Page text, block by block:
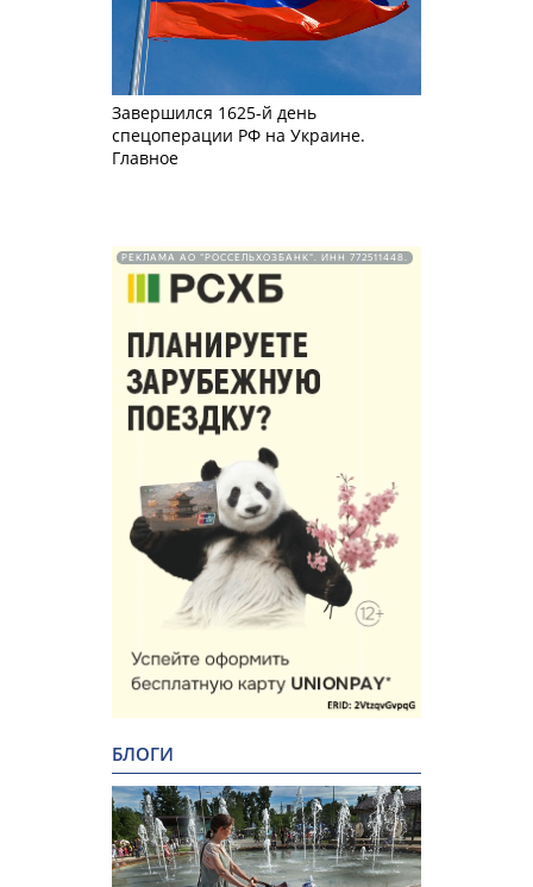
Завершился 1625-й день
спецоперации РФ на Украине.
Главное
РЕКЛАМА АО "РОССЕЛЬХОЗБАНК". ИНН 772511448.
БЛОГИ